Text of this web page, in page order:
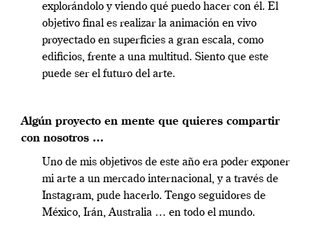
explorándolo y viendo qué puedo hacer con él. El
objetivo final es realizar la animación en vivo
proyectado en superficies a gran escala, como
edificios, frente a una multitud. Siento que este
puede ser el futuro del arte.
Algún proyecto en mente que quieres compartir
con nosotros …
Uno de mis objetivos de este año era poder exponer
mi arte a un mercado internacional, y a través de
Instagram, pude hacerlo. Tengo seguidores de
México, Irán, Australia … en todo el mundo.